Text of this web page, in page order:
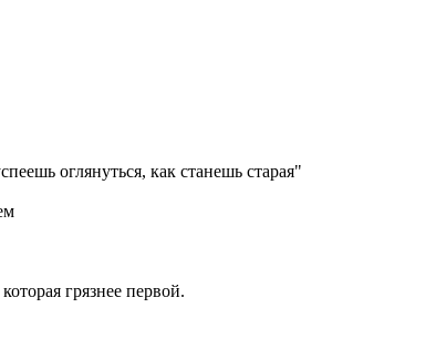
оглянуться, как станешь старая"
грязнее первой.